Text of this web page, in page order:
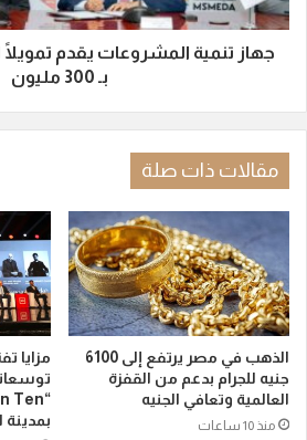
جهاز تنمية المشروعات يقدم
بـ 300 مليون
مقالات ذات صلة
الذهب في مصر يرتفع إلى 6100
جنيه للجرام بدعم من القفزة
العالمية وتعافي الجنيه
منذ 10 ساعات
مزايا
بمدينة